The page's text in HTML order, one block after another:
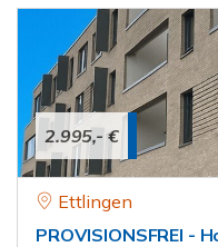
2.995,- €
Ettlingen
PROVISIONSFREI -